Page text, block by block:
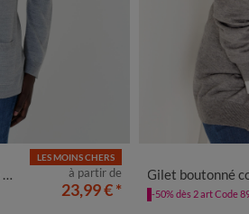
50 52 54 56
LES MOINS CHERS
à partir de
23,99 €*
Gilet boutonné
-50% dès 2 art Code